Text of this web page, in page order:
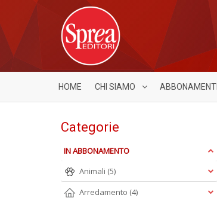
HOME CHI SIAMO ABBONAMENTI
Categorie
IN ABBONAMENTO
Animali (5)
Arredamento (4)